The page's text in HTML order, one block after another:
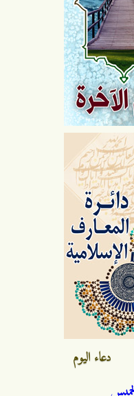
دعاء اليوم